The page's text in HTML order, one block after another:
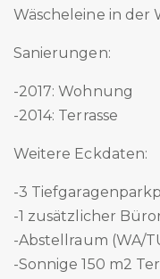
Wäscheleine in der
Sanierungen:
-2017: Wohnung
-2014: Terrasse
Weitere Eckdaten:
-3
-1 zusätzlicher
-Abstellraum (WA/
-Sonnige 150 m2